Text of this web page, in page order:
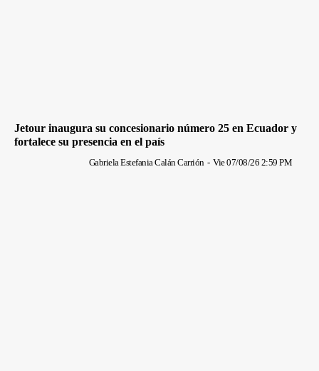
Jetour inaugura su concesionario número 25 en Ecuador y
fortalece su presencia en el país
Gabriela Estefania Calán Carrión - Vie 07/08/26 2:59 PM